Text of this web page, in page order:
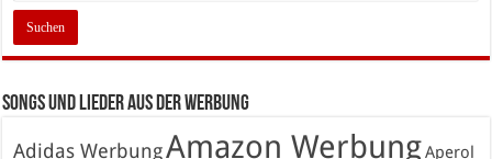
Songs und Lieder aus der Werbung
Adidas WerbungAmazon WerbungAperol